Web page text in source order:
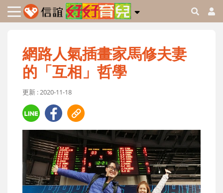
網路人氣插畫家馬修夫妻
的「互相」哲學
更新 : 2020-11-18